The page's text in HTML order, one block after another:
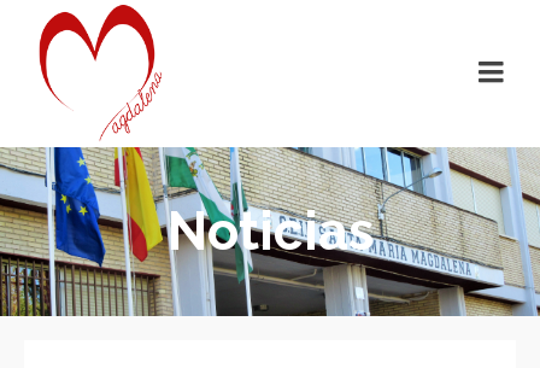
Noticias